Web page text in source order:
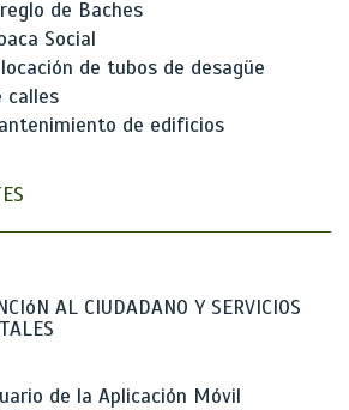
de Baches
Social
de tubos de desagüe
calles
de edificios
AL CIUDADANO Y SERVICIOS
de la Aplicación Móvil